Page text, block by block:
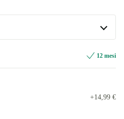
+71,99 €
+160,99 €
12 mesi
+14,99 €